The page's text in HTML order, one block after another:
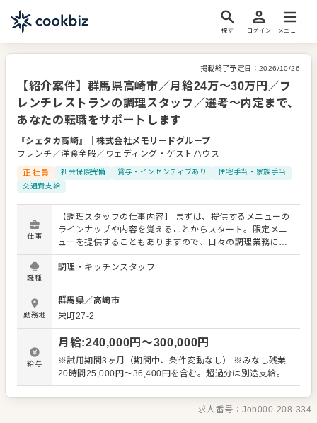
探す ログイン メニュー
掲載終了予定日： 2026/10/26
【紹介案件】群馬県高崎市／月給24万～30万円／フ
レンチレストランの調理スタッフ／選考～内定まで、
あなたの転職をサポートします
『シェタカ高崎』 ｜株式会社メモリードグループ
フレンチ／洋食全般／ウェディング・ゲストハウス
正社員
社会保険完備 賞与・インセンティブあり
住宅手当・家族手当
交通費支給
仕事
【調理スタッフの仕事内容】 まずは、提供するメニューの
ラインナップや内容を覚えることからスタート。限定メニ
ューを提供することもありますので、日々の調理業務に加
え、さまざまなスキルを活かしたり、習得できたりもしま
す。 メニューの提案も可能です。ぜひアイデアを発信して
善なども大歓迎です。 【具体的には…】 ・仕込みから盛り
付けまでの調理全般 ・仕入れや在庫管理などキッチンの管
理業務 ・まかないづくり ・後輩スタッフやアルバイトスタ
ッフの教育 ・洗浄や清掃など衛生管理 ・料理長の補助 ・
新メニュー提案 など 入社後はスキルに合わせた業務からお
任せしますので、徐々に仕事の幅を広げていきましょう。
成長をしっかりサポートしますので、経験に関わらず安心
などもめざせます。
職種
調理・キッチンスタッフ
勤務地
群馬県／高崎市
栄町27-2
給与
月給:240,000円〜300,000円
※試用期間3ヶ月（期間中、条件変動なし） ※みなし残業
20時間25,000円～36,400円を含む。超過分は別途支給。
求人番号：Job000-208-334